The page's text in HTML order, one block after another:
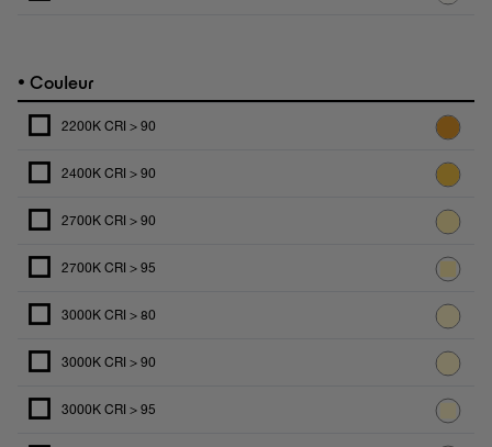
• Couleur
2200K CRI > 90
2400K CRI > 90
2700K CRI > 90
2700K CRI > 95
3000K CRI > 80
3000K CRI > 90
3000K CRI > 95